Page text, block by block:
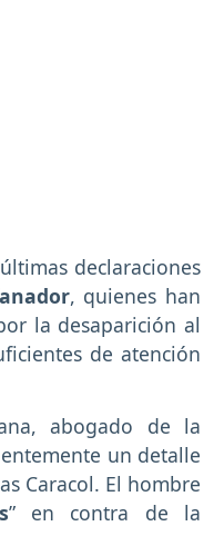
declaraciones
, quienes han
la desaparición al
de atención
abogado de la
un detalle
Caracol. El hombre
” en contra de la